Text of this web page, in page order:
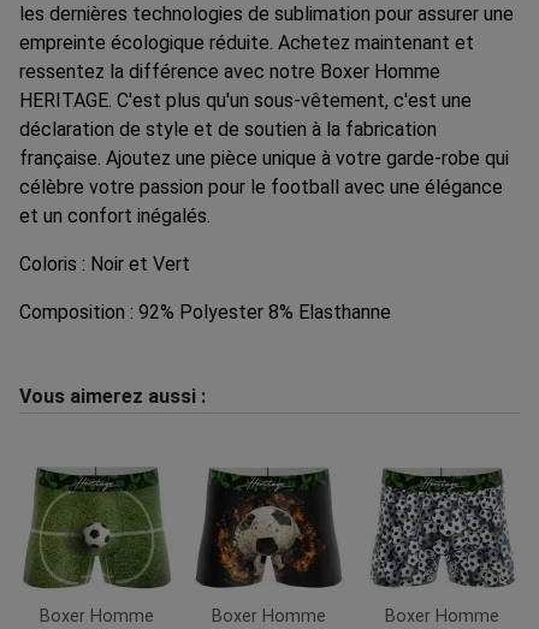
les dernières technologies de sublimation pour assurer une
empreinte écologique réduite. Achetez maintenant et
ressentez la différence avec notre Boxer Homme
HERITAGE. C'est plus qu'un sous-vêtement, c'est une
déclaration de style et de soutien à la fabrication
française. Ajoutez une pièce unique à votre garde-robe qui
célèbre votre passion pour le football avec une élégance
et un confort inégalés.
Coloris : Noir et Vert
Composition : 92% Polyester 8% Elasthanne
Vous aimerez aussi :
Boxer Homme Boxer Homme Boxer Homme